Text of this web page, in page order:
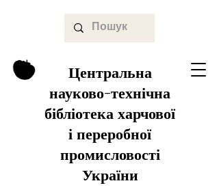
Центральна
науково-технічна
бібліотека харчової
і переробної
промисловості
України